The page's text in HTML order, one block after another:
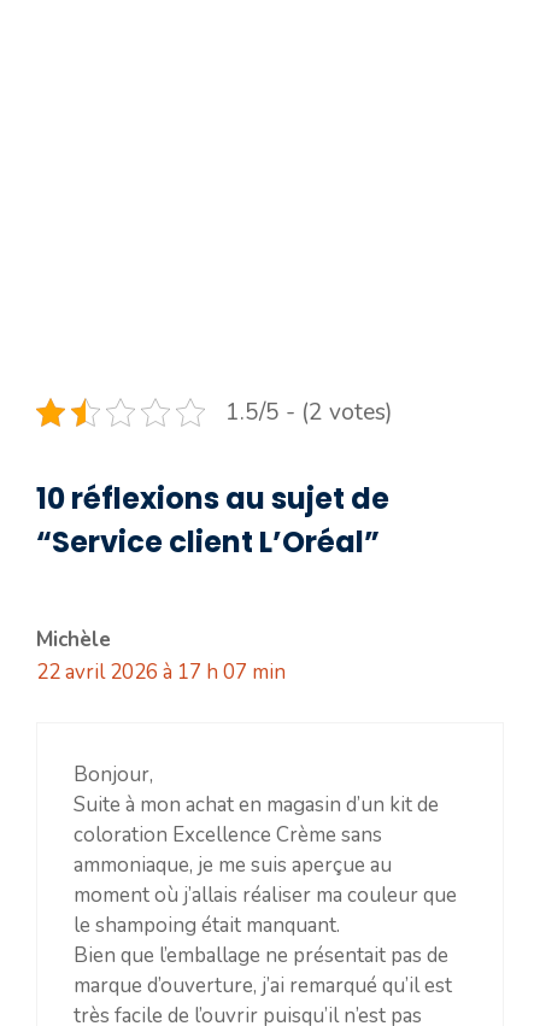
1.5/5 - (2 votes)
10 réflexions au sujet de
“Service client L’Oréal”
Michèle
22 avril 2026 à 17 h 07 min
Bonjour,
Suite à mon achat en magasin d’un kit de
coloration Excellence Crème sans
ammoniaque, je me suis aperçue au
moment où j’allais réaliser ma couleur que
le shampoing était manquant.
Bien que l’emballage ne présentait pas de
marque d’ouverture, j’ai remarqué qu’il est
très facile de l’ouvrir puisqu’il n’est pas